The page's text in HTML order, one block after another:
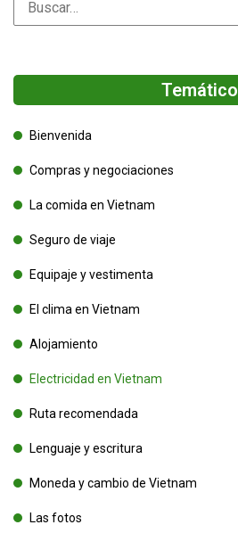
Temático
Bienvenida
Compras y negociaciones
La comida en Vietnam
Seguro de viaje
Equipaje y vestimenta
El clima en Vietnam
Alojamiento
Electricidad en Vietnam
Ruta recomendada
Lenguaje y escritura
Moneda y cambio de Vietnam
Las fotos